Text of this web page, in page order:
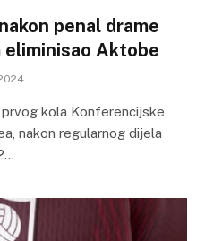
penal drame
eliminisao Aktobe
kola Konferencijske
nakon regularnog dijela